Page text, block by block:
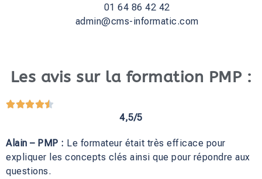
01 64 86 42 42
admin@cms-informatic.com
Les avis sur la formation PMP :

4,5/5
Alain – PMP : Le formateur était très efficace pour
expliquer les concepts clés ainsi que pour répondre aux
questions.